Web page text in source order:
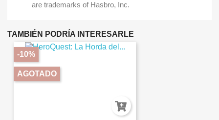
are trademarks of Hasbro, Inc.
TAMBIÉN PODRÍA INTERESARLE
-10%
AGOTADO